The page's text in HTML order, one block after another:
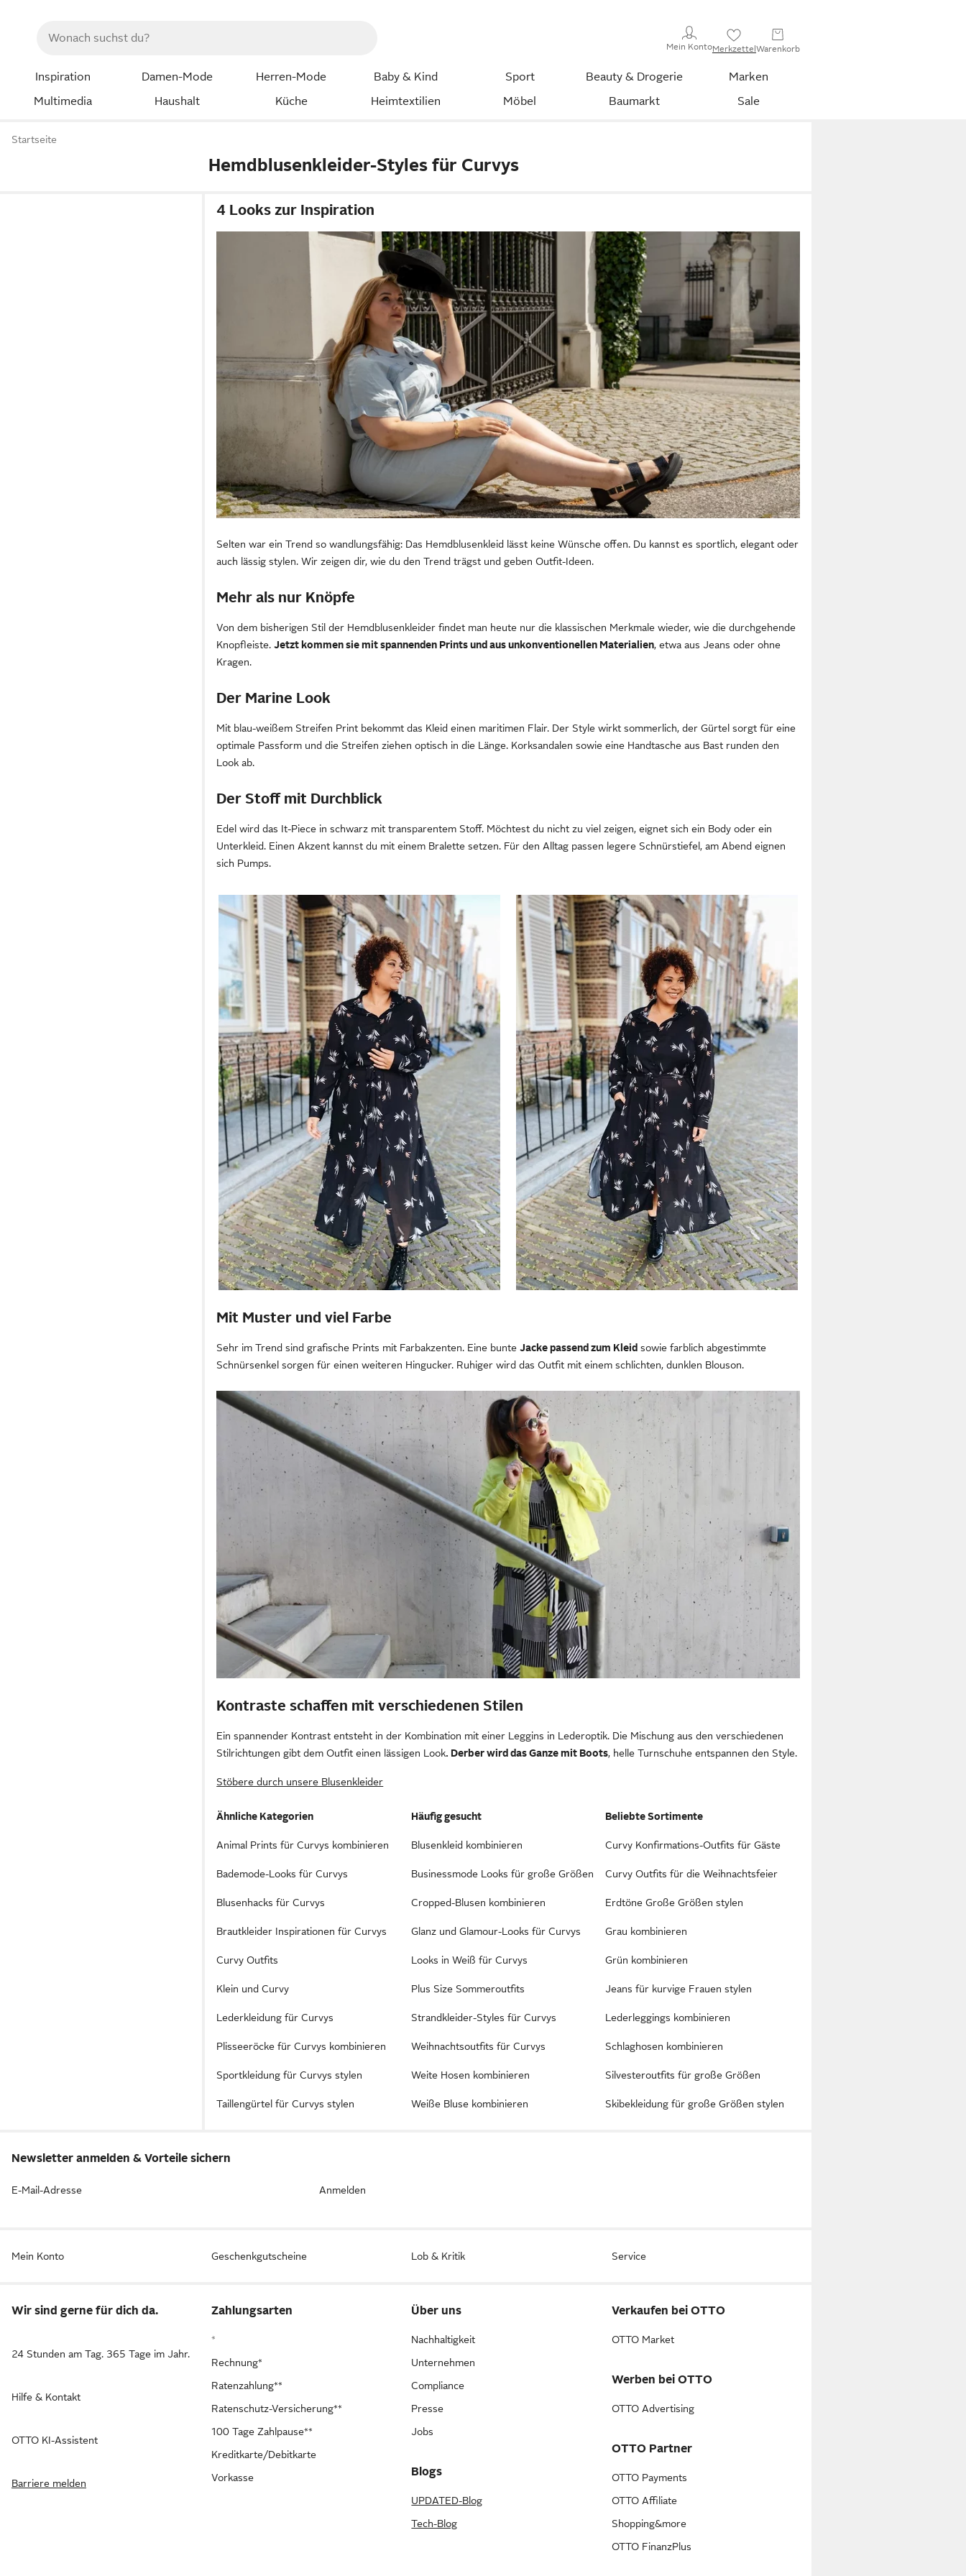
Mein KontoMerkzettelWarenkorb
Inspiration Damen-Mode Herren-Mode Baby & Kind Sport Beauty & Drogerie
Marken
Multimedia
Haushalt Küche Heimtextilien Möbel Baumarkt Sale
Startseite
Hemdblusenkleider-Styles für Curvys
4 Looks zur Inspiration
Selten war ein Trend so wandlungsfähig: Das Hemdblusenkleid lässt keine Wünsche offen. Du kannst es sportlich, elegant oder
auch lässig stylen. Wir zeigen dir, wie du den Trend trägst und geben Outfit-Ideen.
Mehr als nur Knöpfe
Von dem bisherigen Stil der Hemdblusenkleider findet man heute nur die klassischen Merkmale wieder, wie die durchgehende
Knopfleiste.Jetzt kommen sie mit spannenden Prints und aus unkonventionellen Materialien, etwa aus Jeans oder ohne
Kragen.
Der Marine Look
Mit blau-weißem Streifen Print bekommt das Kleid einen maritimen Flair. Der Style wirkt sommerlich, der Gürtel sorgt für eine
optimale Passform und die Streifen ziehen optisch in die Länge. Korksandalen sowie eine Handtasche aus Bast runden den
Look ab.
Der Stoff mit Durchblick
Edel wird das It-Piece in schwarz mit transparentem Stoff. Möchtest du nicht zu viel zeigen, eignet sich ein Body oder ein
Unterkleid. Einen Akzent kannst du mit einem Bralette setzen. Für den Alltag passen legere Schnürstiefel, am Abend eignen
sich Pumps.
Mit Muster und viel Farbe
Sehr im Trend sind grafische Prints mit Farbakzenten. Eine bunteJacke passend zum Kleid sowie farblich abgestimmte
Schnürsenkel sorgen für einen weiteren Hingucker. Ruhiger wird das Outfit mit einem schlichten, dunklen Blouson.
Kontraste schaffen mit verschiedenen Stilen
Ein spannender Kontrast entsteht in der Kombination mit einer Leggins in Lederoptik. Die Mischung aus den verschiedenen
Stilrichtungen gibt dem Outfit einen lässigen Look. Derber wird das Ganze mit Boots, helle Turnschuhe entspannen den Style.
Stöbere durch unsere Blusenkleider
Ähnliche Kategorien
Animal Prints für Curvys kombinieren
Bademode-Looks für Curvys
Blusenhacks für Curvys
Brautkleider Inspirationen für Curvys
Curvy Outfits
Klein und Curvy
Lederkleidung für Curvys
Plisseeröcke für Curvys kombinieren
Sportkleidung für Curvys stylen
Taillengürtel für Curvys stylen
Häufig gesucht
Blusenkleid kombinieren
Businessmode Looks für große Größen
Cropped-Blusen kombinieren
Glanz und Glamour-Looks für Curvys
Looks in Weiß für Curvys
Plus Size Sommeroutfits
Strandkleider-Styles für Curvys
Weihnachtsoutfits für Curvys
Weite Hosen kombinieren
Weiße Bluse kombinieren
Beliebte Sortimente
Curvy Konfirmations-Outfits für Gäste
Curvy Outfits für die Weihnachtsfeier
Erdtöne Große Größen stylen
Grau kombinieren
Grün kombinieren
Jeans für kurvige Frauen stylen
Lederleggings kombinieren
Schlaghosen kombinieren
Silvesteroutfits für große Größen
Skibekleidung für große Größen stylen
Newsletter anmelden & Vorteile sichern
E-Mail-Adresse Anmelden
Mein Konto Geschenkgutscheine Lob & Kritik Service
Wir sind gerne für dich da.
24 Stunden am Tag. 365 Tage im Jahr.
Hilfe & Kontakt
OTTO KI-Assistent
Barriere melden
Zahlungsarten
*
Rechnung*
Ratenzahlung**
Ratenschutz-Versicherung**
100 Tage Zahlpause**
Kreditkarte/Debitkarte
Vorkasse
Über uns
Nachhaltigkeit
Unternehmen
Compliance
Presse
Jobs
Blogs
UPDATED-Blog
Tech-Blog
Verkaufen bei OTTO
OTTO Market
Werben bei OTTO
OTTO Advertising
OTTO Partner
OTTO Payments
OTTO Affiliate
Shopping&more
OTTO FinanzPlus